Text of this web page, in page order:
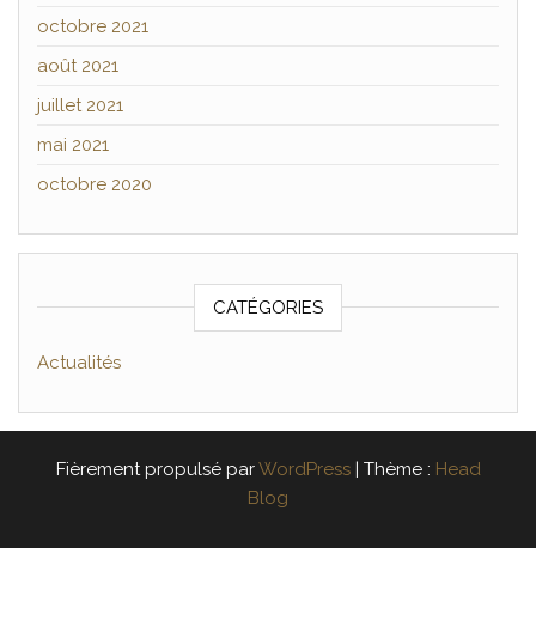
octobre 2021
août 2021
juillet 2021
mai 2021
octobre 2020
CATÉGORIES
Actualités
Fièrement propulsé parWordPress Thème : Head
Blog